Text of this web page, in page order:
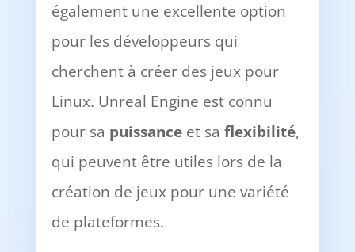
également une excellente option
pour les développeurs qui
cherchent à créer des jeux pour
Linux. Unreal Engine est connu
pour sa puissanceet sa flexibilité,
qui peuvent être utiles lors de la
création de jeux pour une variété
de plateformes.